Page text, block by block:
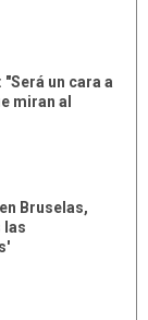
un cara a
miran al
Bruselas,
las